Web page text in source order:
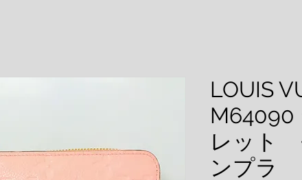
LOUIS
M64090
レット
ンプラ